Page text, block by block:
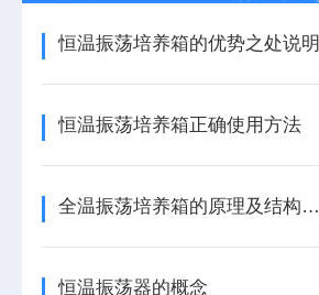
恒温振荡培养箱的优势之处说明
恒温振荡培养箱正确使用方法
全温振荡培养箱的原理及结构说明
恒温振荡器的概念